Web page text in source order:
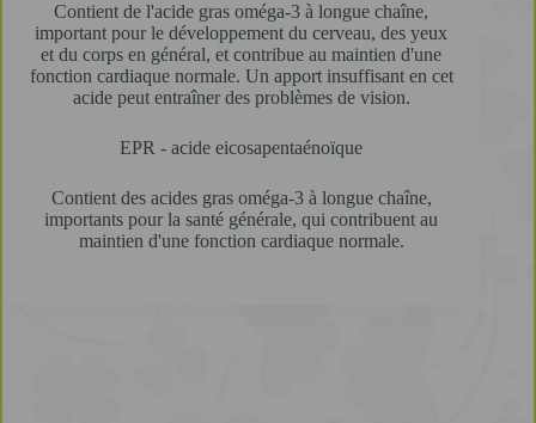
Contient de l'acide gras oméga-3 à longue chaîne,
important pour le développement du cerveau, des yeux
et du corps en général, et contribue au maintien d'une
fonction cardiaque normale. Un apport insuffisant en cet
acide peut entraîner des problèmes de vision.
EPR - acide eicosapentaénoïque
Contient des acides gras oméga-3 à longue chaîne,
importants pour la santé générale, qui contribuent au
maintien d'une fonction cardiaque normale.